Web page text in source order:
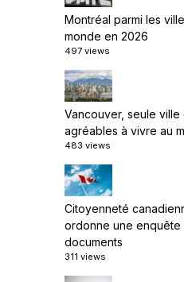
Montréal parmi les
monde en 2026
497 views
Vancouver, seule ville
agréables à vivre au
483 views
Citoyenneté
ordonne une
documents
311 views